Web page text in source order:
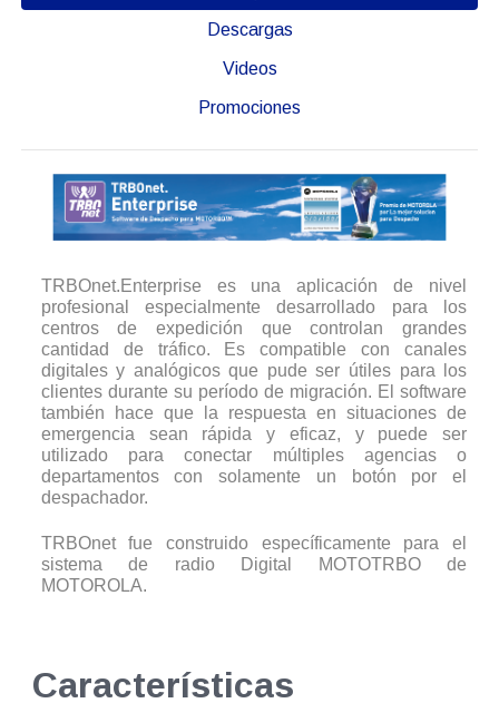
Descargas
Videos
Promociones
TRBOnet.Enterprise es una aplicación de nivel
profesional especialmente desarrollado para los
centros de expedición que controlan grandes
cantidad de tráfico. Es compatible con canales
digitales y analógicos que pude ser útiles para los
clientes durante su período de migración. El software
también hace que la respuesta en situaciones de
emergencia sean rápida y eficaz, y puede ser
utilizado para conectar múltiples agencias o
departamentos con solamente un botón por el
despachador.
TRBOnet fue construido específicamente para el
sistema de radio Digital MOTOTRBO de
MOTOROLA.
Características